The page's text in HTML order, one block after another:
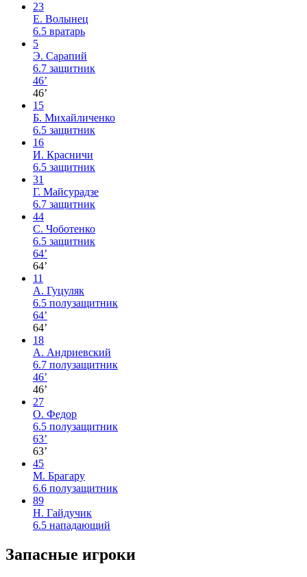
23
Е. Волынец
6.5 вратарь
5
Э. Сарапий
6.7 защитник
46’
46’
15
Б. Михайличенко
6.5 защитник
16
И. Красничи
6.5 защитник
31
Г. Майсурадзе
6.7 защитник
44
С. Чоботенко
6.5 защитник
64’
64’
11
А. Гуцуляк
6.5 полузащитник
64’
64’
18
А. Андриевский
6.7 полузащитник
46’
46’
27
О. Федор
6.5 полузащитник
63’
63’
45
М. Брагару
6.6 полузащитник
89
Н. Гайдучик
6.5 нападающий
Запасные игроки